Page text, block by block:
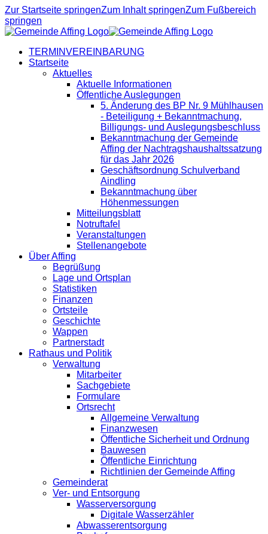
Zur Startseite springenZum Inhalt springenZum Fußbereich
springen
TERMINVEREINBARUNG
Startseite
Aktuelles
Aktuelle Informationen
Öffentliche Auslegungen
5. Änderung des BP Nr. 9 Mühlhausen
- Beteiligung + Bekanntmachung,
Billigungs- und Auslegungsbeschluss
Bekanntmachung der Gemeinde
Affing der Nachtragshaushaltssatzung
für das Jahr 2026
Geschäftsordnung Schulverband
Aindling
Bekanntmachung über
Höhenmessungen
Mitteilungsblatt
Notruftafel
Veranstaltungen
Stellenangebote
Über Affing
Begrüßung
Lage und Ortsplan
Statistiken
Finanzen
Ortsteile
Geschichte
Wappen
Partnerstadt
Rathaus und Politik
Verwaltung
Mitarbeiter
Sachgebiete
Formulare
Ortsrecht
Allgemeine Verwaltung
Finanzwesen
Öffentliche Sicherheit und Ordnung
Bauwesen
Öffentliche Einrichtung
Richtlinien der Gemeinde Affing
Gemeinderat
Ver- und Entsorgung
Wasserversorgung
Digitale Wasserzähler
Abwasserentsorgung